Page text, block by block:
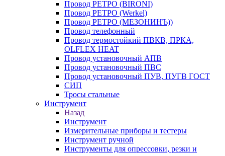
Провод РЕТРО (BIRONI)
Провод РЕТРО (Werkel)
Провод РЕТРО (МЕЗОНИНЪ))
Провод телефонный
Провод термостойкий ПВКВ, ПРКА,
OLFLEX HEAT
Провод установочный АПВ
Провод установочный ПВС
Провод установочный ПУВ, ПУГВ ГОСТ
СИП
Тросы стальные
Инструмент
Назад
Инструмент
Измерительные приборы и тестеры
Инструмент ручной
Инструменты для опрессовки, резки и